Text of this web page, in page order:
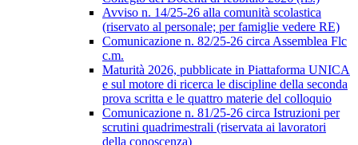
Avviso n. 14/25-26 alla comunità scolastica
(riservato al personale; per famiglie vedere RE)
Comunicazione n. 82/25-26 circa Assemblea Flc
c.m.
Maturità 2026, pubblicate in Piattaforma UNICA
e sul motore di ricerca le discipline della seconda
prova scritta e le quattro materie del colloquio
Comunicazione n. 81/25-26 circa Istruzioni per
scrutini quadrimestrali (riservata ai lavoratori
della conoscenza)